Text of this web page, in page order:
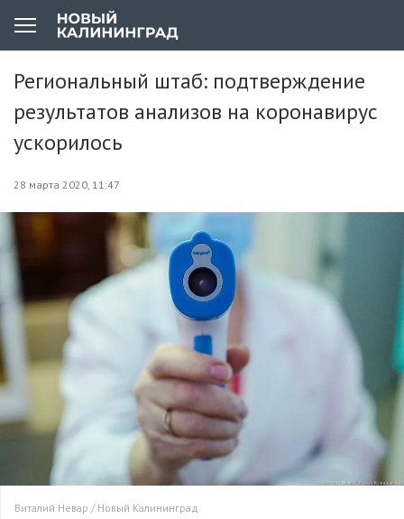
Региональный штаб: подтверждение
результатов анализов на коронавирус
ускорилось
28 марта 2020, 11:47
Виталий Невар / Новый Калининград